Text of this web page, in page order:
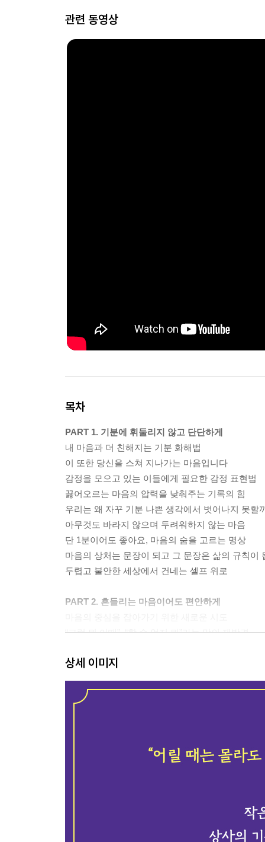
관련 동영상
목차
PART 1. 기분에 휘둘리지 않고 단단하게
내 마음과 더 친해지는 기분 화해법
이 또한 당신을 스쳐 지나가는 마음입니다
감정을 모으고 있는 이들에게 필요한 감정 표현법
끓어오르는 마음의 압력을 낮춰주는 기록의 힘
우리는 왜 자꾸 기분 나쁜 생각에서 벗어나지 못할
아무것도 바라지 않으며 두려워하지 않는 마음
단 1분이어도 좋아요, 마음의 숨을 고르는 명상
마음의 상처는 문장이 되고 그 문장은 삶의 규칙이
두렵고 불안한 세상에서 건네는 셀프 위로
PART 2. 흔들리는 마음이어도 편안하게
“그럼 뭐 어때”, “할 수 없지 뭐”라는 말의 재발견
마음 건강을 위한 나만의 세 칸 필터 만들기
흘러넘치기 전에 안팎으로 스트레스 관리하기
스스로에게도 친절한 어른이 되어주세요
바닥난 자존감을 끌어올리는 세 가지 연습
내 기분을 망치는 이들과의 적절한 거리는 얼마일
실망하는 마음을 잘 다루어야 관계가 힘들지 않아요
상세 이미지